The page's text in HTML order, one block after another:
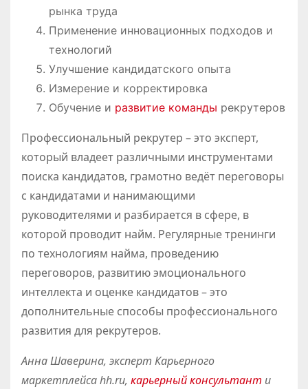
рынка труда
Применение инновационных подходов и
технологий
Улучшение кандидатского опыта
Измерение и корректировка
Обучение и развитие команды рекрутеров
Профессиональный рекрутер – это эксперт,
который владеет различными инструментами
поиска кандидатов, грамотно ведёт переговоры
с кандидатами и нанимающими
руководителями и разбирается в сфере, в
которой проводит найм. Регулярные тренинги
по технологиям найма, проведению
переговоров, развитию эмоционального
интеллекта и оценке кандидатов – это
дополнительные способы профессионального
развития для рекрутеров.
Анна Шаверина, эксперт Карьерного
маркетплейса hh.ru, карьерный консультант и